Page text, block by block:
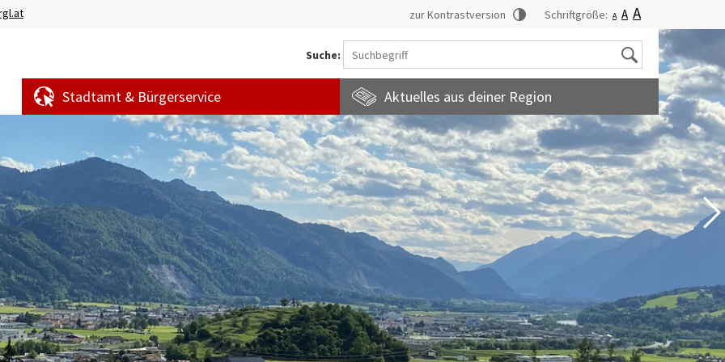
zur Kontrastversion Schriftgröße: A A A
Suche: Suche
Stadtamt & Bürgerservice Aktuelles aus deiner Region
Amtstafel
Veranstaltungen
Bürgermeldungen
Stadtmagazin
familienfreundlichegemeinde
Europainformationen